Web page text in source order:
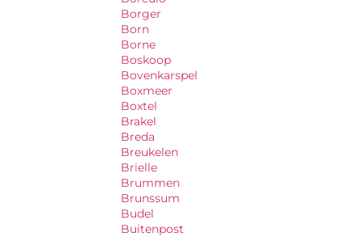
Borger
Born
Borne
Boskoop
Bovenkarspel
Boxmeer
Boxtel
Brakel
Breda
Breukelen
Brielle
Brummen
Brunssum
Budel
Buitenpost